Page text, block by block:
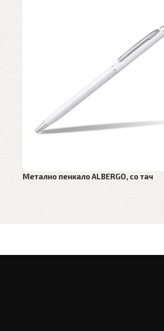
Метално пенкало ALBERGO, со тач
Рекламен материјал Метални пенкала